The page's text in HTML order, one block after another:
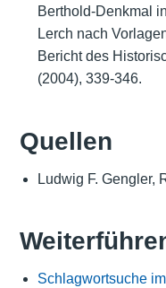
Berthold-Denkmal
Lerch nach
Bericht des
(2004), 339-346.
Quellen
Ludwig F. Gengler,
Schlagwortsuche